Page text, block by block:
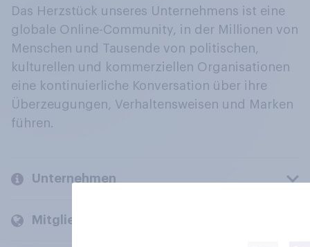
Das Herzstück unseres Unternehmens ist eine
globale Online-Community, in der Millionen von
Menschen und Tausende von politischen,
kulturellen und kommerziellen Organisationen
eine kontinuierliche Konversation über ihre
Überzeugungen, Verhaltensweisen und Marken
führen.
Unternehmen
Mitglieder und Kunden